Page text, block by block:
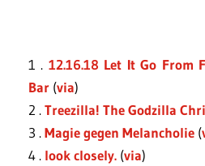
1 . 12.16.18 Let It Go From
Bar (via)
2 .Treezilla! The Godzilla
3 .Magie gegen Melancholie (
4 . look closely. (via)